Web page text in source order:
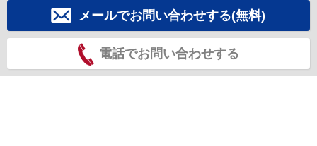
メールでお問い合わせする(無料)
電話でお問い合わせする